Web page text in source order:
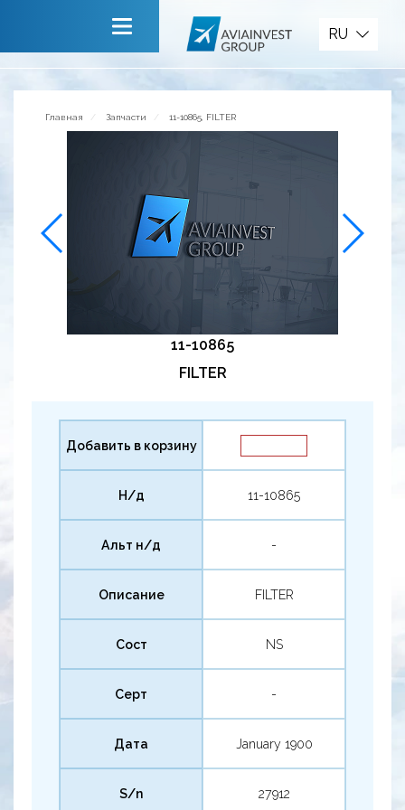
Сервисы
Обратная связь
RU
Главная Запчасти 11-10865, FILTER
11-10865
FILTER
Добавить в корзину
Н/д 11-10865
Альт н/д -
Описание FILTER
Сост NS
Серт -
Дата January 1900
S/n 27912